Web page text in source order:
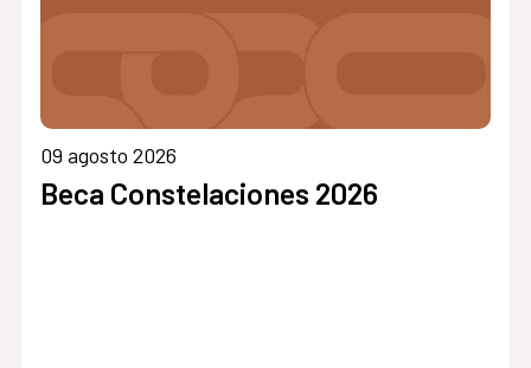
09 agosto 2026
Beca Constelaciones 2026